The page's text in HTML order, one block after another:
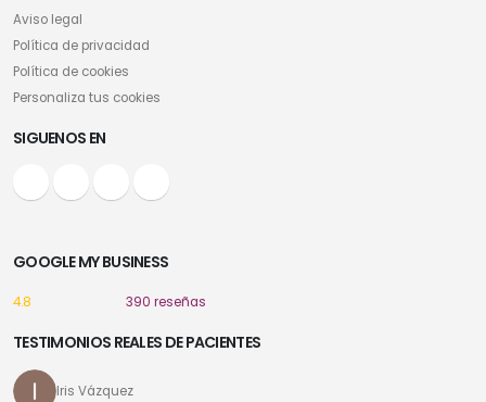
Aviso legal
Política de privacidad
Política de cookies
Personaliza tus cookies
SIGUENOS EN
GOOGLE MY BUSINESS
4.8 390 reseñas
TESTIMONIOS REALES DE PACIENTES
Iris Vázquez